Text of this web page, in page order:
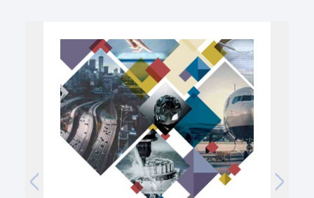
旭ダイヤについて
活動拠点
ダイヤの輪
会社概要
業種から探す
工具の種類から探す
加工方法から探す
ワークから探す
ダイヤモンド工具・CBN工具の基礎知識
教えて！研削工具
トラブルシューティング
ご使用上の注意
各製品の安全な取扱いについて
研究開発について
対外発表一覧
イノベーションストーリー
サステナビリティポリシー
コーポレート・ガバナンス
マテリアリティ
リスクマネジメント（BCM）
品質への取り組み
環境への取り組み
IR資料室
株式に関する諸手続き
財務ハイライト
メッセージ
IRカレンダー
ディスクロージャーポリシー